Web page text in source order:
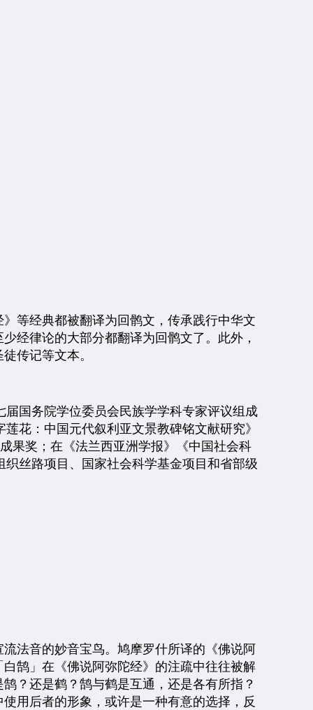
等经典都被翻译为回鹘文，传承践行中华文
经律论的大部分都翻译为回鹘文了。此外，
传记等文本。
国务院学位委员会民族学学科专家评议组成
花：中国元代叙利亚文景教碑铭文献研究》
果奖；在《法兰西亚洲学报》《中国社会科
丝路项目、国家社会科学基金项目和省部级
法音的妙音宝鸟。鸠摩罗什所译的《佛说阿
鹄」在《佛说阿弥陀经》的注疏中往往被解
？还是鹤？鹄与鹤是互通，还是各有所指？
用后者的形象，或许是一种有意的选择，反